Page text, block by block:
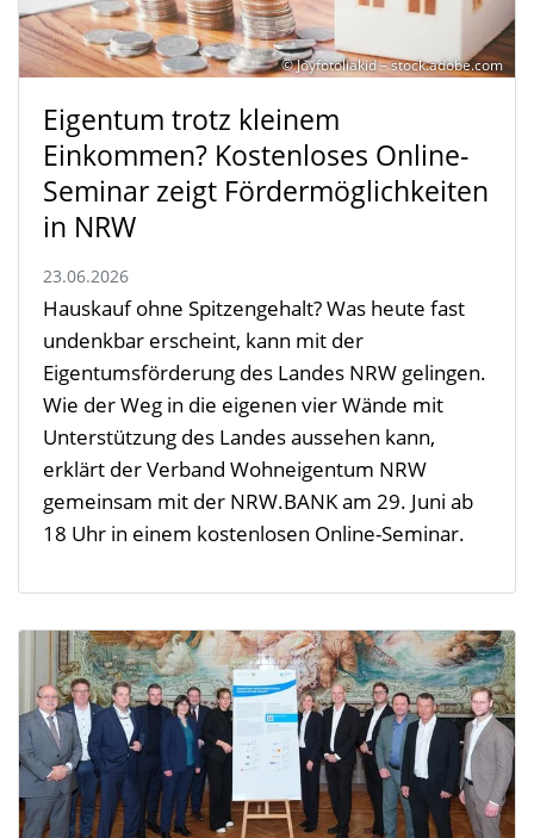
© Joyfotoliakid – stock.adobe.com
Eigentum trotz kleinem
Einkommen? Kostenloses Online-
Seminar zeigt Fördermöglichkeiten
in NRW
23.06.2026
Hauskauf ohne Spitzengehalt? Was heute fast
undenkbar erscheint, kann mit der
Eigentumsförderung des Landes NRW gelingen.
Wie der Weg in die eigenen vier Wände mit
Unterstützung des Landes aussehen kann,
erklärt der Verband Wohneigentum NRW
gemeinsam mit der NRW.BANK am 29. Juni ab
18 Uhr in einem kostenlosen Online-Seminar.